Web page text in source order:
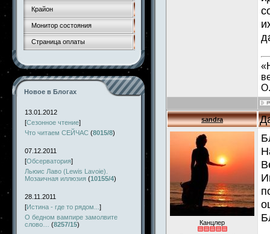
Крайон
Монитор состояния
Страница оплаты
Новое в Блогах
13.01.2012
[Сезонное чтение]
Что читаем СЕЙЧАС (8015/8)
07.12.2011
[Обсерватория]
Льюис Лаво (Lewis Lavoie).
Мозаичная иллюзия (10155/4)
28.11.2011
[Истина - где то рядом... ]
О бедном вампире замолвите
слово…
(8257/15)
sandra
Канцлер